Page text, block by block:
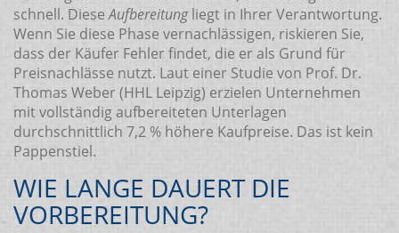
schnell. DieseAufbereitungliegt in Ihrer Verantwortung.
Wenn Sie diese Phase vernachlässigen, riskieren Sie,
dass der Käufer Fehler findet, die er als Grund für
Preisnachlässe nutzt. Laut einer Studie von Prof. Dr.
Thomas Weber (HHL Leipzig) erzielen Unternehmen
mit vollständig aufbereiteten Unterlagen
durchschnittlich 7,2 % höhere Kaufpreise. Das ist kein
Pappenstiel.
WIE LANGE DAUERT DIE
VORBEREITUNG?